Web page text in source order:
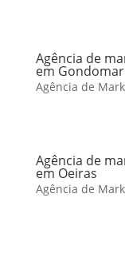
Agência de
em Gondomar
Agência de
Agência de
em Oeiras
Agência de